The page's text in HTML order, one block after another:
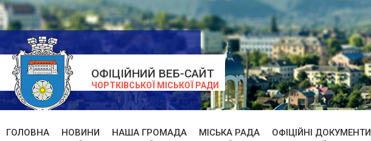
ОФІЦІЙНИЙ ВЕБ-САЙТ
ЧОРТКІВСЬКОЇ МІСЬКОЇ РАДИ
ГОЛОВНА НОВИНИ НАША ГРОМАДА МІСЬКА РАДА ОФІЦІЙНІ ДОКУМЕНТИ